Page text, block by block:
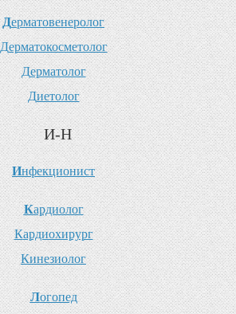
Дерматовенеролог
Дерматокосметолог
Дерматолог
Диетолог
И-Н
Инфекционист
Кардиолог
Кардиохирург
Кинезиолог
Логопед